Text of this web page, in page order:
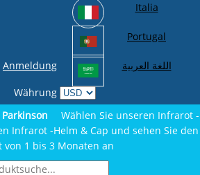
Anmeldung
Italia
Portugal
اللغة العربية
Währung
Wählen Sie unseren Infrarot -
Infrarot -Helm & Cap und sehen Sie den
von 1 bis 3 Monaten an